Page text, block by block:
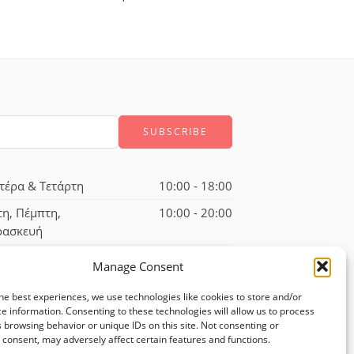
Manage Consent
best experiences, we use technologies like cookies to store and/or
information. Consenting to these technologies will allow us to process
browsing behavior or unique IDs on this site. Not consenting or
may adversely affect certain features and functions.
& Τετάρτη
10:00 - 18:00
Πέμπτη,
10:00 - 20:00